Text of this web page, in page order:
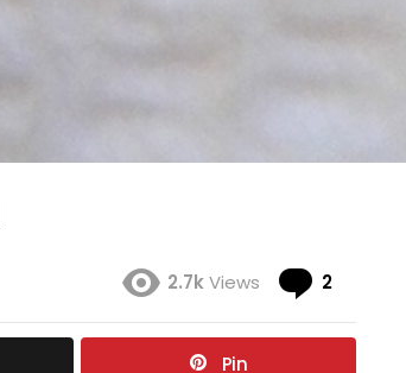
2.7kViews 2
Pin